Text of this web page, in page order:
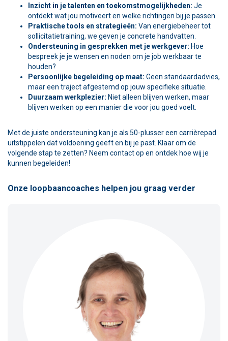
Inzicht in je talenten en toekomstmogelijkheden: Je
ontdekt wat jou motiveert en welke richtingen bij je passen.
Praktische tools en strategieën: Van energiebeheer tot
sollicitatietraining, we geven je concrete handvatten.
Ondersteuning in gesprekken met je werkgever: Hoe
bespreek je je wensen en noden om je job werkbaar te
houden?
Persoonlijke begeleiding op maat: Geen standaardadvies,
maar een traject afgestemd op jouw specifieke situatie.
Duurzaam werkplezier: Niet alleen blijven werken, maar
blijven werken op een manier die voor jou goed voelt.
Met de juiste ondersteuning kan je als 50-plusser een carrièrepad
uitstippelen dat voldoening geeft en bij je past. Klaar om de
volgende stap te zetten? Neem contact op en ontdek hoe wij je
kunnen begeleiden!
Onze loopbaancoaches helpen jou graag verder